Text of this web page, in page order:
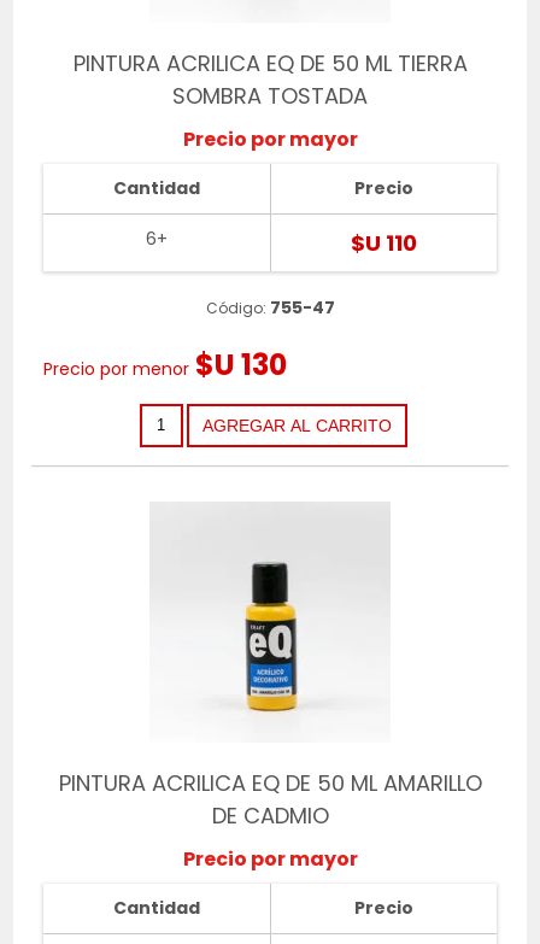
PINTURA ACRILICA EQ DE 50 ML TIERRA
SOMBRA TOSTADA
Precio por mayor
Cantidad
6+
Precio
$U 110
Código: 755-47
Precio por menor $U 130
PINTURA ACRILICA EQ DE 50 ML AMARILLO
DE CADMIO
Precio por mayor
Cantidad Precio